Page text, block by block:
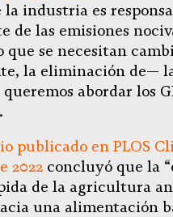
la industria es
de las emisiones
que se necesitan
la eliminación de—
abordar los
publicado en PLOS
2022 concluyó que la
de la agricultura
una alimentación